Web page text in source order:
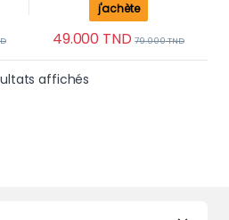
49.000 TND 79.000TND
j'achète
affichés